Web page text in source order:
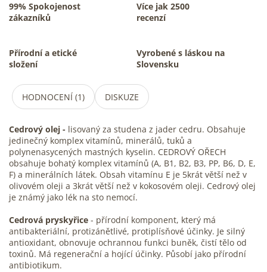
99% Spokojenost
zákazníků
Více jak 2500
recenzí
Přírodní a etické
složení
Vyrobené s láskou na
Slovensku
HODNOCENÍ (1) DISKUZE
Cedrový olej - lisovaný za studena z jader cedru. Obsahuje
jedinečný komplex vitamínů, minerálů, tuků a
polynenasycených mastných kyselin. CEDROVÝ OŘECH
obsahuje bohatý komplex vitamínů (A, B1, B2, B3, PP, B6, D, E,
F) a minerálních látek. Obsah vitamínu E je 5krát větší než v
olivovém oleji a 3krát větší než v kokosovém oleji. Cedrový olej
je známý jako lék na sto nemocí.
Cedrová pryskyřice - přírodní komponent, který má
antibakteriální, protizánětlivé, protiplísňové účinky. Je silný
antioxidant, obnovuje ochrannou funkci buněk, čistí tělo od
toxinů. Má regenerační a hojící účinky. Působí jako přírodní
antibiotikum.